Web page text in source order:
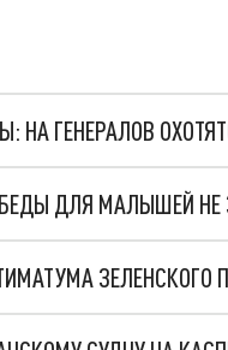
НА ГЕНЕРАЛОВ
ДЛЯ МАЛЫШЕЙ НЕ